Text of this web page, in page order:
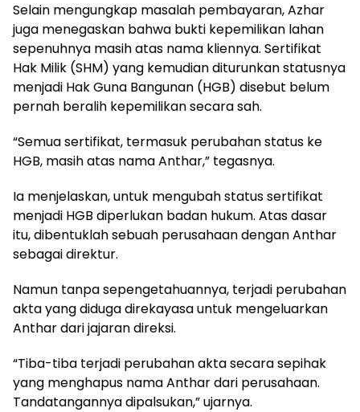
Selain mengungkap masalah pembayaran, Azhar
juga menegaskan bahwa bukti kepemilikan lahan
sepenuhnya masih atas nama kliennya. Sertifikat
Hak Milik (SHM) yang kemudian diturunkan statusnya
menjadi Hak Guna Bangunan (HGB) disebut belum
pernah beralih kepemilikan secara sah.
“Semua sertifikat, termasuk perubahan status ke
HGB, masih atas nama Anthar,” tegasnya.
Ia menjelaskan, untuk mengubah status sertifikat
menjadi HGB diperlukan badan hukum. Atas dasar
itu, dibentuklah sebuah perusahaan dengan Anthar
sebagai direktur.
Namun tanpa sepengetahuannya, terjadi perubahan
akta yang diduga direkayasa untuk mengeluarkan
Anthar dari jajaran direksi.
“Tiba-tiba terjadi perubahan akta secara sepihak
yang menghapus nama Anthar dari perusahaan.
Tandatangannya dipalsukan,” ujarnya.